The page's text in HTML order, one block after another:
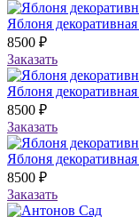
Яблоня
8500 ₽
Заказать
Яблоня
8500 ₽
Заказать
Яблоня
8500 ₽
Заказать